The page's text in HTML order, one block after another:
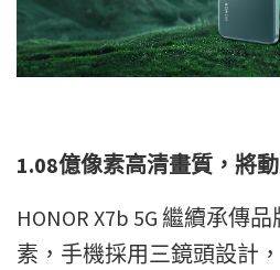
1.08億像素高清畫質，將
HONOR X7b 5G 繼續承傳
素，手機採用三鏡頭設計